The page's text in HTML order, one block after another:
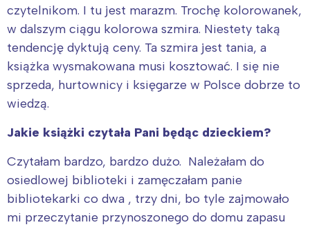
czytelnikom. I tu jest marazm. Trochę kolorowanek,
w dalszym ciągu kolorowa szmira. Niestety taką
tendencję dyktują ceny. Ta szmira jest tania, a
książka wysmakowana musi kosztować. I się nie
sprzeda, hurtownicy i księgarze w Polsce dobrze to
wiedzą.
Jakie książki czytała Pani będąc dzieckiem?
Czytałam bardzo, bardzo dużo. Należałam do
osiedlowej biblioteki i zamęczałam panie
bibliotekarki co dwa , trzy dni, bo tyle zajmowało
mi przeczytanie przynoszonego do domu zapasu